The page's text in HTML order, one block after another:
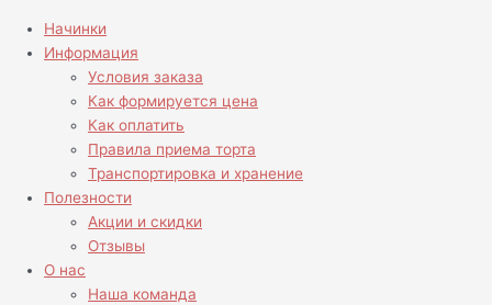
Начинки
Информация
Условия заказа
Как формируется цена
Как оплатить
Правила приема торта
Транспортировка и хранение
Полезности
Акции и скидки
Отзывы
О нас
Наша команда